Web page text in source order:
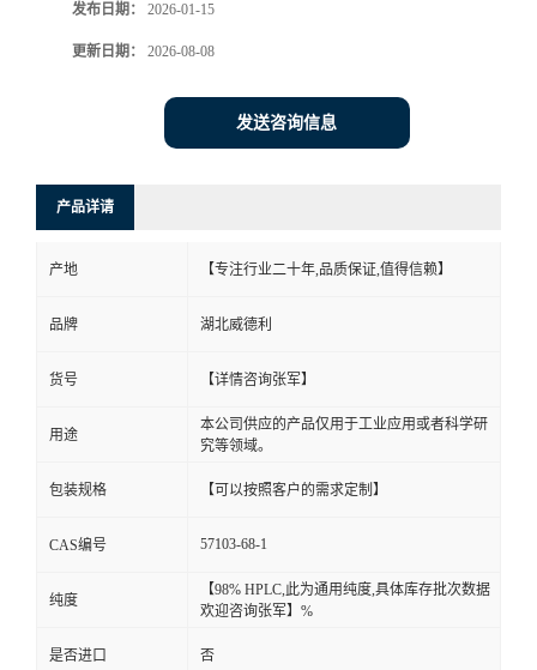
发布日期： 2026-01-15
更新日期： 2026-08-08
发送咨询信息
产品详请
产地 【专注行业二十年,品质保证,值得信赖】
品牌 湖北威德利
货号 【详情咨询张军】
用途
本公司供应的产品仅用于工业应用或者科学研
究等领域。
包装规格 【可以按照客户的需求定制】
CAS编号 57103-68-1
纯度
【98% HPLC,此为通用纯度,具体库存批次数据
欢迎咨询张军】%
是否进口 否